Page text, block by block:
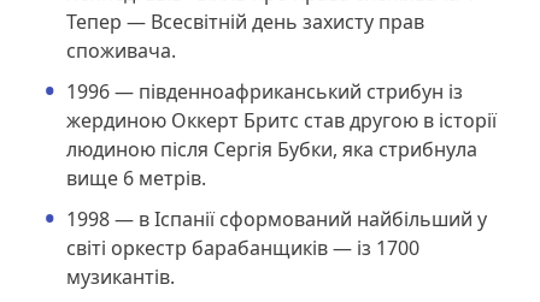
Тепер — Всесвітній день захисту прав
споживача.
1996 — південноафриканський стрибун із
жердиною Оккерт Бритс став другою в історії
людиною після Сергія Бубки, яка стрибнула
вище 6 метрів.
1998 — в Іспанії сформований найбільший у
світі оркестр барабанщиків — із 1700
музикантів.